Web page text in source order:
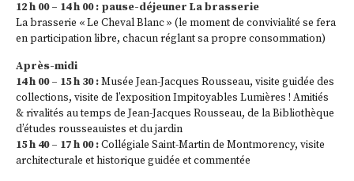
12 h 00 – 14 h 00 : pause-déjeuner La brasserie
La brasserie « Le Cheval Blanc » (le moment de convivialité se fera
en participation libre, chacun réglant sa propre consommation)
Après-midi
14 h 00 – 15 h 30 :Musée Jean-Jacques Rousseau, visite guidée des
collections, visite de l’exposition Impitoyables Lumières ! Amitiés
& rivalités au temps de Jean-Jacques Rousseau, de la Bibliothèque
d’études rousseauistes et du jardin
15 h 40 – 17 h 00 :Collégiale Saint-Martin de Montmorency, visite
architecturale et historique guidée et commentée